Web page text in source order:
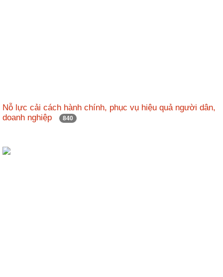
Nỗ lực cải cách hành chính, phục vụ hiệu quả người dân,
doanh nghiệp
840